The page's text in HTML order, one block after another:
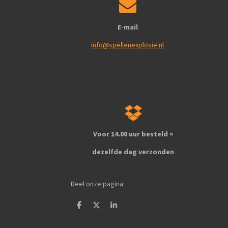
E-mail
info@spellenexplosie.nl
Voor 14.00 uur besteld =
dezelfde dag verzonden
Deel onze pagina:
D
D
S